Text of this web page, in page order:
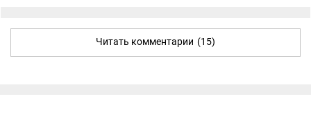
Читать комментарии (15)